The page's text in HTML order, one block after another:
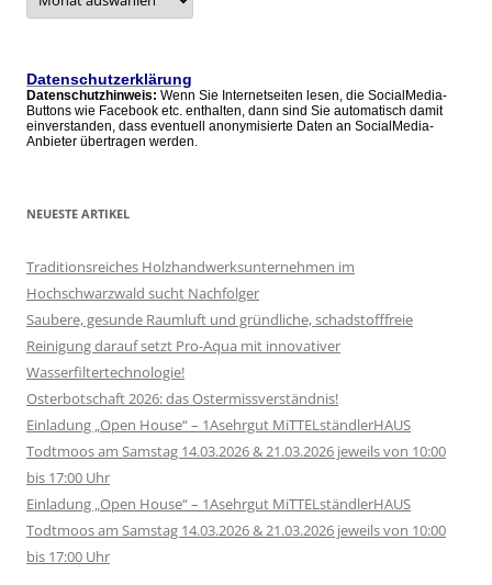
alle
Datenschutzerklärung
Datenschutzhinweis: Wenn Sie Internetseiten lesen, die SocialMedia-
Buttons wie Facebook etc. enthalten, dann sind Sie automatisch damit
einverstanden, dass eventuell anonymisierte Daten an SocialMedia-
Anbieter übertragen werden.
NEUESTE ARTIKEL
Traditionsreiches Holzhandwerksunternehmen im
Hochschwarzwald sucht Nachfolger
Saubere, gesunde Raumluft und gründliche, schadstofffreie
Reinigung darauf setzt Pro-Aqua mit innovativer
Wasserfiltertechnologie!
Osterbotschaft 2026: das Ostermissverständnis!
Einladung „Open House“ – 1Asehrgut MiTTELständlerHAUS
Todtmoos am Samstag 14.03.2026 & 21.03.2026 jeweils von 10:00
bis 17:00 Uhr
Einladung „Open House“ – 1Asehrgut MiTTELständlerHAUS
Todtmoos am Samstag 14.03.2026 & 21.03.2026 jeweils von 10:00
bis 17:00 Uhr